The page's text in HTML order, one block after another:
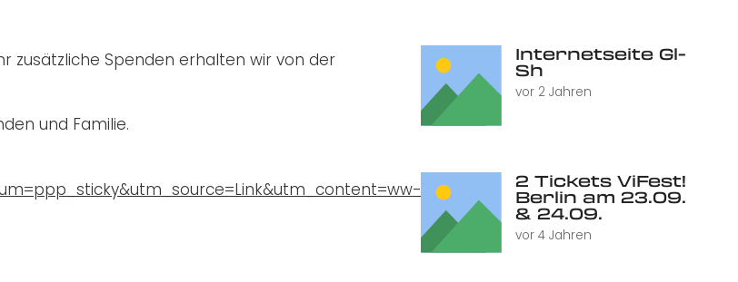
zusätzliche Spenden erhalten wir von der
und Familie.
Internetseite Gl-
Sh
vor 2 Jahren
2 Tickets ViFest!
Berlin am 23.09.
& 24.09.
vor 4 Jahren